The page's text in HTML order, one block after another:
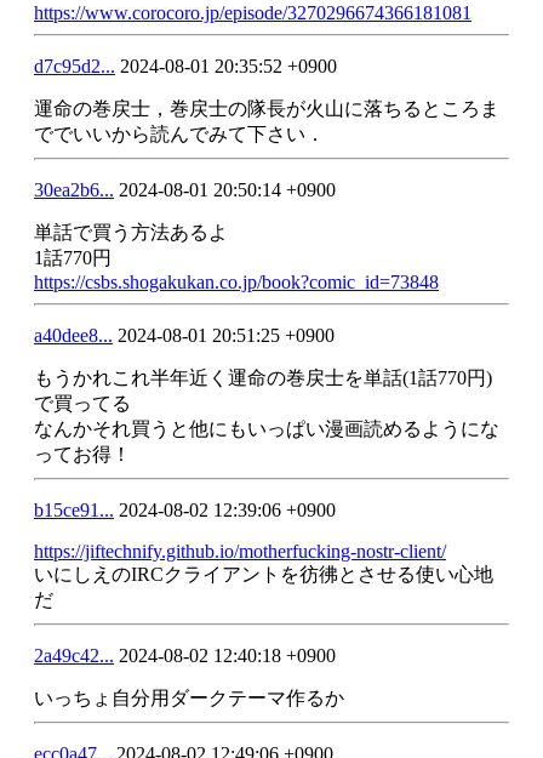
https://www.corocoro.jp/episode/3270296674366181081
d7c95d2... 2024-08-01 20:35:52 +0900
運命の巻戻士，巻戻士の隊長が火山に落ちるところま
ででいいから読んでみて下さい．
30ea2b6... 2024-08-01 20:50:14 +0900
単話で買う方法あるよ
1話770円
https://csbs.shogakukan.co.jp/book?comic_id=73848
a40dee8... 2024-08-01 20:51:25 +0900
もうかれこれ半年近く運命の巻戻士を単話(1話770円)
で買ってる
なんかそれ買うと他にもいっぱい漫画読めるようにな
ってお得！
b15ce91... 2024-08-02 12:39:06 +0900
https://jiftechnify.github.io/motherfucking-nostr-client/
いにしえのIRCクライアントを彷彿とさせる使い心地
だ
2a49c42... 2024-08-02 12:40:18 +0900
いっちょ自分用ダークテーマ作るか
ecc0a47... 2024-08-02 12:49:06 +0900